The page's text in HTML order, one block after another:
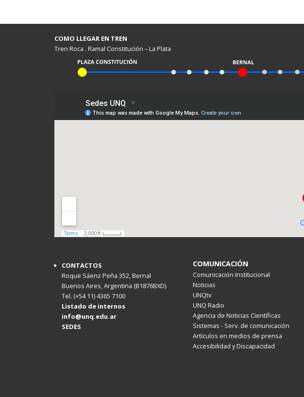
COMO LLEGAR EN TREN
Tren Roca . Ramal Constitución – La Plata
CONTACTOS
Roque Sáenz Peña 352, Bernal
Buenos Aires, Argentina (B1876BXD)
Tel. (+54 11) 4365 7100
Listado de internos
info@unq.edu.ar
SEDES
COMUNICACIÓN
Comunicación Institucional
Noticias
UNQtv
UNQ Radio
Agencia de Noticias Científicas
Sistemas - Serv. de comunicación
Artículos en medios de prensa
Accesibilidad y Discapacidad